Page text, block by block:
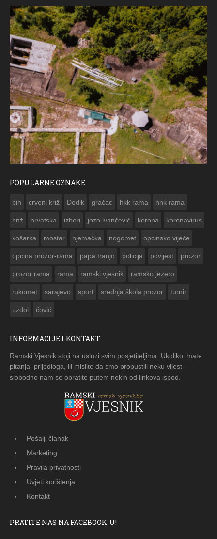
POPULARNE OZNAKE
bih crveni križ Dodik gračac hkk rama hnk rama
hnž hrvatska izbori jozo ivančević korona koronavirus
košarka mostar njemačka nogomet opcinsko vijeće
općina prozor-rama papa franjo policija povijest prozor
prozor rama rama ramski vjesnik ramsko jezero
rukomet sarajevo sport srednja škola prozor turnir
uzdol čović
INFORMACIJE I KONTAKT
Ramski Vjesnik stoji na usluzi svim posjetiteljima. Ukoliko imate
pitanja, prijedloga, ili mislite da smo propustili neku vijest -
slobodno nam se obratite putem nekih od linkova ispod.
Pošalji članak
Marketing
Pravila privatnosti
Uvjeti korištenja
Kontakt
PRATITE NAS NA FACEBOOK-U!